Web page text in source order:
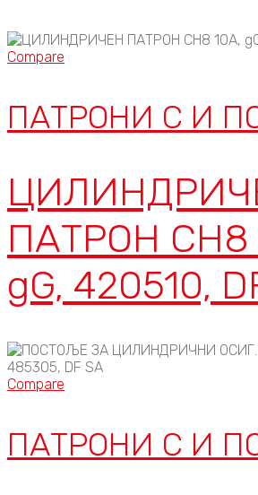
Compare
ПАТРОНИ C И
ПАТРОН CH8
gG, 420510,
Compare
ПАТРОНИ C И